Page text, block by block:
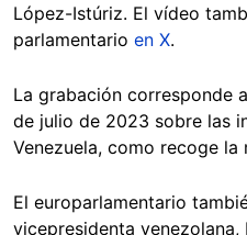
López-Istúriz. El vídeo
parlamentario en X.
La grabación corresponde
de julio de 2023 sobre las
Venezuela, como recoge la
El europarlamentario
vicepresidenta